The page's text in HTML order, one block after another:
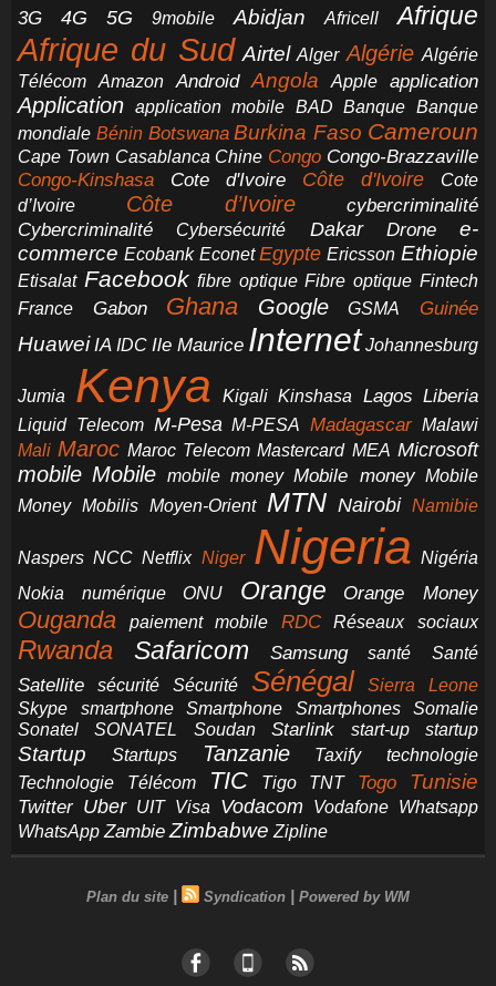
3G 4G 5G 9mobile Abidjan Africell Afrique
Afrique du Sud Airtel Alger Algérie Algérie
Télécom
Amazon Android Angola Apple application
Application application mobile BAD Banque Banque
mondiale Bénin Botswana Burkina Faso Cameroun
Cape Town Casablanca Chine Congo Congo-Brazzaville
Congo-Kinshasa Cote d'Ivoire Côte d'Ivoire
Cote
d’Ivoire
Côte d’Ivoire
cybercriminalité
Cybercriminalité
Cybersécurité Dakar Drone
e-
commerce Ecobank Econet Egypte Ericsson Ethiopie
Etisalat Facebook fibre optique Fibre optique Fintech
France
Gabon Ghana Google GSMA Guinée
Huawei IA IDC Ile Maurice Internet Johannesburg
Jumia Kenya Kigali Kinshasa Lagos Liberia
Liquid Telecom M-Pesa M-PESA Madagascar Malawi
Mali Maroc Maroc Telecom Mastercard MEA Microsoft
mobile Mobile mobile money Mobile money Mobile
Money Mobilis Moyen-Orient MTN Nairobi Namibie
Naspers NCC Netflix Niger Nigeria Nigéria
Nokia
numérique ONU Orange Orange Money
Ouganda paiement mobile RDC Réseaux sociaux
Rwanda Safaricom Samsung santé Santé
Satellite sécurité Sécurité Sénégal
Sierra Leone
Skype
smartphone Smartphone Smartphones
Somalie
Sonatel
SONATEL Soudan Starlink start-up startup
Startup Startups Tanzanie Taxify
technologie
Technologie
Télécom TIC Tigo TNT Togo Tunisie
Twitter Uber UIT Visa Vodacom Vodafone Whatsapp
WhatsApp Zambie Zimbabwe Zipline
Plan du site | Syndication | Powered by WM